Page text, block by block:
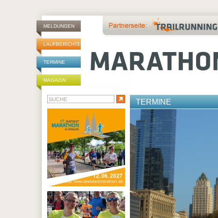
MELDUNGEN
LAUFBERICHTE
TERMINE
MAGAZIN
TERMINE